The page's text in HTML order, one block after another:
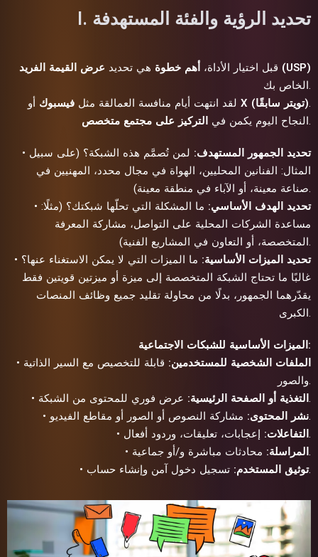
I. تحديد الرؤية والفئة المستهدفة
قبل اختيار الأداة، أهم خطوة هي تحديد
عرض القيمة الفريد (USP)
الخاص بك.
لقد انتهت أيام منافسة العمالقة مثل فيسبوك X (تويتر سابقًا).
النجاح اليوم يكمن في
التركيز على مجتمع متخصص .
• تحديد الجمهور المستهدف: لمن تُصمَّم هذه الشبكة؟ (على سبيل
المثال: الفنانين المحليين، الهواة في مجال محدد، المهنيين في
صناعة معينة، أو الآباء في منطقة معينة).
•
تحديد الهدف الأساسي: ما المشكلة التي تحلّها شبكتك؟ (مثلًا:
مساعدة الشركات المحلية على التواصل، مشاركة المعرفة
المتخصصة، أو التعاون في المشاريع الفنية).
•
تحديد الميزات الأساسية: ما الميزات التي لا يمكن الاستغناء عنها؟
غالبًا ما تحتاج الشبكة المتخصصة إلى ميزة أو ميزتين قويتين فقط
يقدّرهما الجمهور، بدلًا من محاولة تقليد جميع وظائف المنصات
الكبرى.
الميزات الأساسية للشبكات الاجتماعية:
•
الملفات الشخصية للمستخدمين: قابلة للتخصيص مع السير الذاتية
والصور.
•
التغذية أو الصفحة الرئيسية: عرض فوري للمحتوى من الشبكة.
•
نشر المحتوى:مشاركة النصوص أو الصور أو مقاطع الفيديو.
•
التفاعلات: إعجابات، تعليقات، وردود أفعال.
•
المراسلة: محادثات مباشرة و/أو جماعية.
•
توثيق المستخدم:تسجيل دخول آمن وإنشاء حساب.